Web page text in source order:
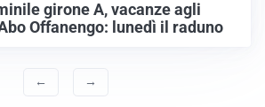
girone A, vacanze agli
Offanengo: lunedì il raduno
← →